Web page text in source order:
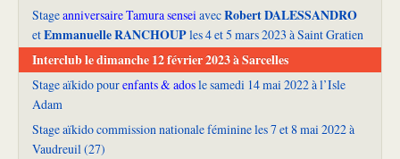
Stageanniversaire Tamura sensei avecRobert DALESSANDRO
etEmmanuelle RANCHOUPles 4 et 5 mars 2023 à Saint Gratien
Interclub le dimanche 12 février 2023 à Sarcelles
Stage aïkido pourenfants & adosle samedi 14 mai 2022 à l’Isle
Adam
Stage aïkido commission nationale féminine les 7 et 8 mai 2022 à
Vaudreuil (27)